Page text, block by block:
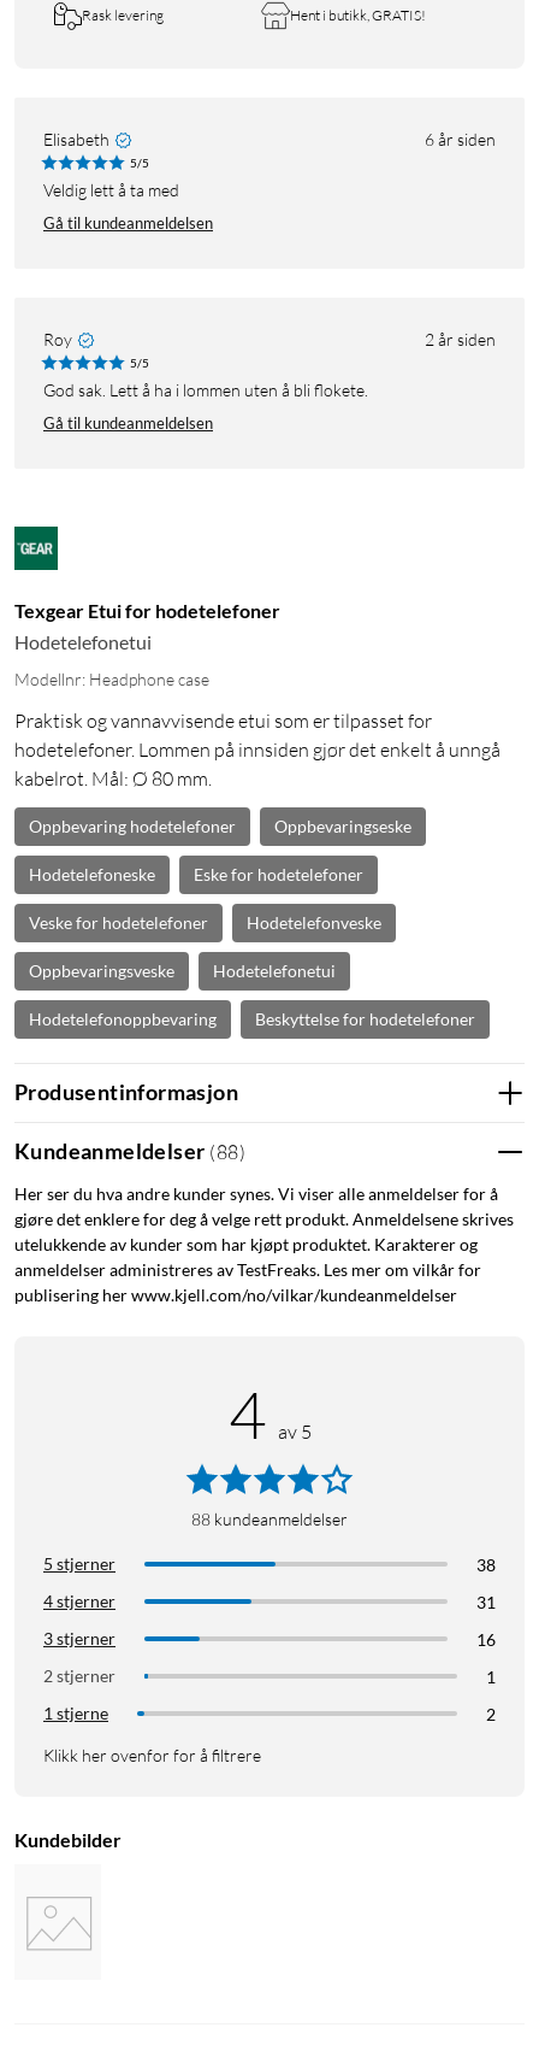
Rask levering Hent i butikk, GRATIS!
Elisabeth 6 år siden
5/5
veldig lett å ta med
Gå til kundeanmeldelsen
Roy 2 år siden
5/5
God sak. Lett å ha i lommen uten å bli flokete.
Gå til kundeanmeldelsen
Texgear Etui for hodetelefoner
Hodetelefonetui
Modellnr: Headphone case
Praktisk og vannavvisende etui som er tilpasset for
hodetelefoner. Lommen på innsiden gjør det enkelt å unngå
kabelrot. Mål: Ø 80 mm.
Oppbevaring hodetelefoner Oppbevaringseske
Hodetelefoneske Eske for hodetelefoner
Veske for hodetelefoner Hodetelefonveske
Oppbevaringsveske Hodetelefonetui
Hodetelefonoppbevaring Beskyttelse for hodetelefoner
Produsentinformasjon
Kundeanmeldelser (88)
Her ser du hva andre kunder synes. Vi viser alle anmeldelser for å
gjøre det enklere for deg å velge rett produkt. Anmeldelsene skrives
utelukkende av kunder som har kjøpt produktet. Karakterer og
anmeldelser administreres av TestFreaks. Les mer om vilkår for
publisering her www.kjell.com/no/vilkar/kundeanmeldelser
4 av 5
88 kundeanmeldelser
5 stjerner
38
4 stjerner
31
3 stjerner
16
2 stjerner
1
1 stjerne
2
Klikk her ovenfor for å filtrere
Kundebilder